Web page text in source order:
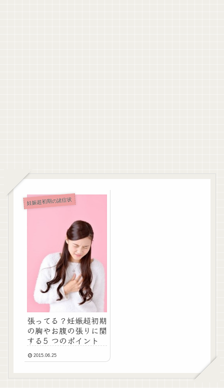
妊娠超初期の諸症状
張ってる？妊娠超初期
の胸やお腹の張りに関
する5 つのポイント
2015.06.25